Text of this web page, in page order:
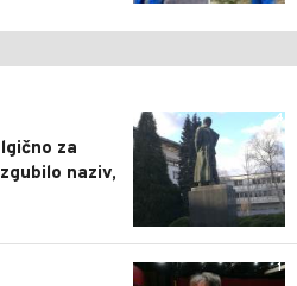
4
za
naziv,
1